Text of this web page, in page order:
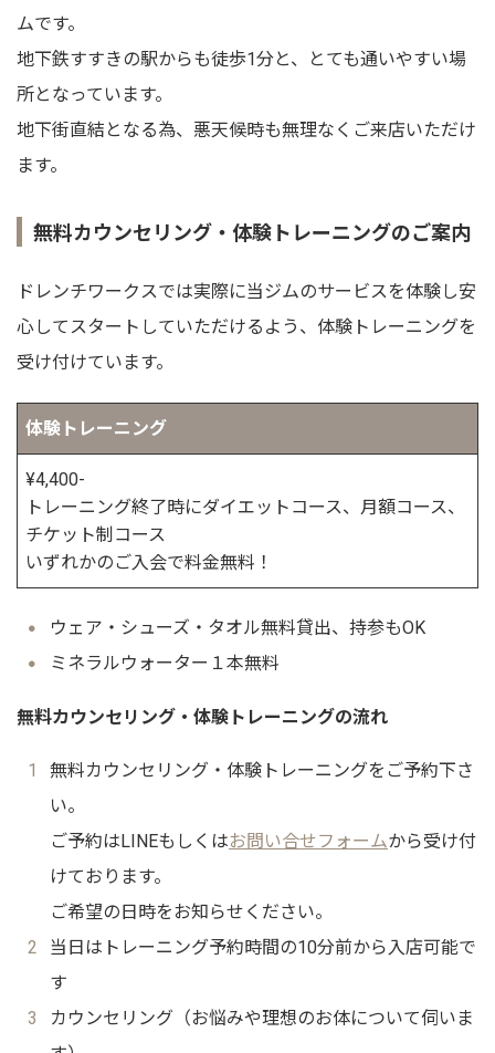
ムです。
地下鉄すすきの駅からも徒歩1分と、とても通いやすい場
所となっています。
地下街直結となる為、悪天候時も無理なくご来店いただけ
ます。
無料カウンセリング・体験トレーニングのご案内
ドレンチワークスでは実際に当ジムのサービスを体験し安
心してスタートしていただけるよう、体験トレーニングを
受け付けています。
体験トレーニング
¥4,400-
トレーニング終了時にダイエットコース、月額コース、
チケット制コース
いずれかのご入会で料金無料！
ウェア・シューズ・タオル無料貸出、持参もOK
ミネラルウォーター１本無料
無料カウンセリング・体験トレーニングの流れ
無料カウンセリング・体験トレーニングをご予約下さ
い。
ご予約はLINEもしくはお問い合せフォームから受け付
けております。
ご希望の日時をお知らせください。
当日はトレーニング予約時間の10分前から入店可能で
す
カウンセリング（お悩みや理想のお体について伺いま